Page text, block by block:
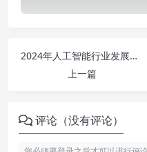
2024年人工智能行业发展全景分析：细分领域和前沿技术变革的最新趋势与投资机会探索
上一篇
评论（没有评论）